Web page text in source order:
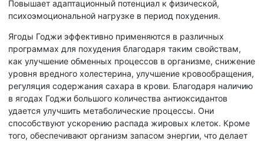
Повышает адаптационный потенциал к физической,
психоэмоциональной нагрузке в период похудения.
Ягоды Годжи эффективно применяются в различных
программах для похудения благодаря таким свойствам,
как улучшение обменных процессов в организме, снижение
уровня вредного холестерина, улучшение кровообращения,
регуляция содержания сахара в крови. Благодаря наличию
в ягодах Годжи большого количества антиоксидантов
удается улучшить метаболические процессы. Они
способствуют ускорению распада жировых клеток. Кроме
того, обеспечивают организм запасом энергии, что делает